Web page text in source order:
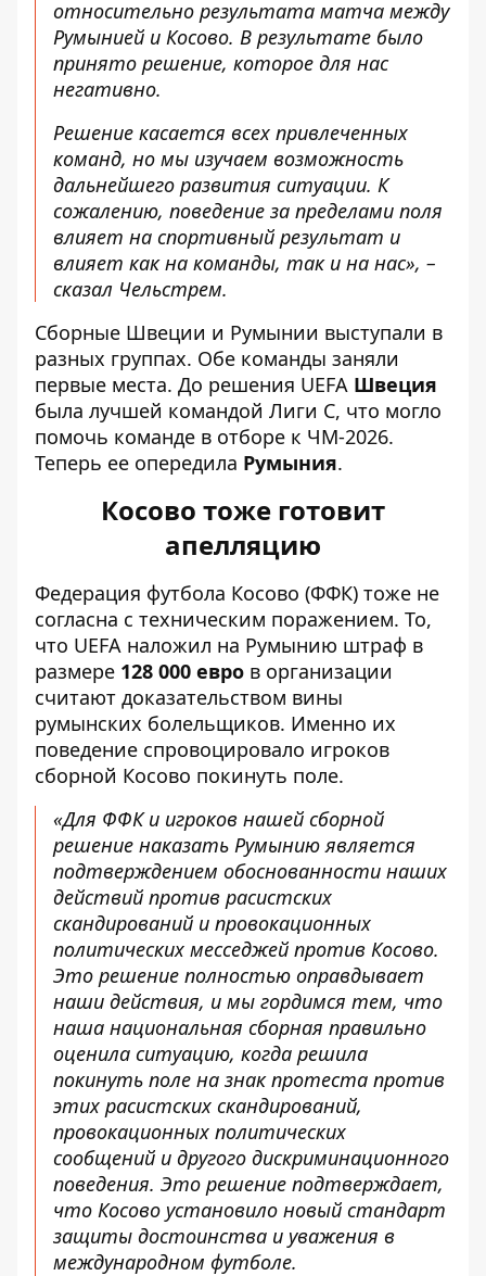
относительно результата матча между
Румынией и Косово. В результате было
принято решение, которое для нас
негативно.
Решение касается всех привлеченных
команд, но мы изучаем возможность
дальнейшего развития ситуации. К
сожалению, поведение за пределами поля
влияет на спортивный результат и
влияет как на команды, так и на нас», –
сказал Чельстрем.
Сборные Швеции и Румынии выступали в
разных группах. Обе команды заняли
первые места. До решения UEFA Швеция
была лучшей командой Лиги С, что могло
помочь команде в отборе к ЧМ-2026.
Теперь ее опередила Румыния.
Косово тоже готовит
апелляцию
Федерация футбола Косово (ФФК) тоже не
согласна с техническим поражением. То,
что UEFA наложил на Румынию штраф в
размере 128 000 евро в организации
считают доказательством вины
румынских болельщиков. Именно их
поведение спровоцировало игроков
сборной Косово покинуть поле.
«Для ФФК и игроков нашей сборной
решение наказать Румынию является
подтверждением обоснованности наших
действий против расистских
скандирований и провокационных
политических месседжей против Косово.
Это решение полностью оправдывает
наши действия, и мы гордимся тем, что
наша национальная сборная правильно
оценила ситуацию, когда решила
покинуть поле на знак протеста против
этих расистских скандирований,
провокационных политических
сообщений и другого дискриминационного
поведения. Это решение подтверждает,
что Косово установило новый стандарт
защиты достоинства и уважения в
международном футболе.